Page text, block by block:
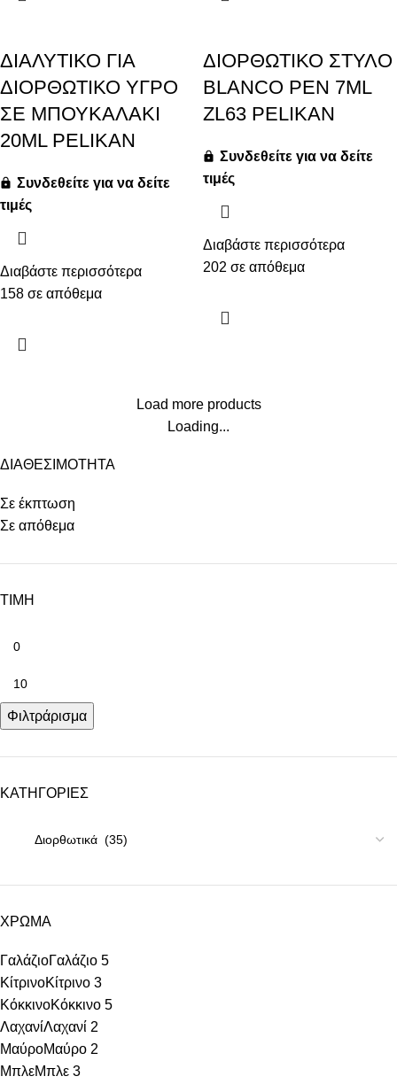
ΔΙΑΘΕΣΙΜΟΤΗΤΑ
Σε έκπτωση
Σε απόθεμα
ΤΙΜΗ
Φιλτράρισμα
ΚΑΤΗΓΟΡΙΕΣ
ΧΡΩΜΑ
ΓαλάζιοΓαλάζιο 5
ΚίτρινοΚίτρινο 3
ΚόκκινοΚόκκινο 5
ΛαχανίΛαχανί 2
ΜαύροΜαύρο 2
ΜπλεΜπλε 3
ΔΙΑΛΥΤΙΚΟ ΓΙΑ
ΔΙΟΡΘΩΤΙΚΟ ΥΓΡΟ
ΣΕ ΜΠΟΥΚΑΛΑΚΙ
20ML PELIKAN
Συνδεθείτε για να δείτε
τιμές
Διαβάστε περισσότερα
158 σε απόθεμα
ΔΙΟΡΘΩΤΙΚΟ ΣΤΥΛΟ
BLANCO PEN 7ML
ZL63 PELIKAN
Συνδεθείτε για να δείτε
τιμές
Διαβάστε περισσότερα
202 σε απόθεμα
Load more products
Loading...